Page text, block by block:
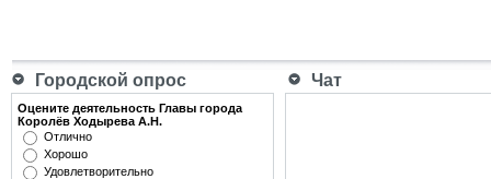
Городской опрос Чат
Оцените деятельность Главы города
Королёв Ходырева А.Н.
Отлично
Хорошо
Удовлетворительно